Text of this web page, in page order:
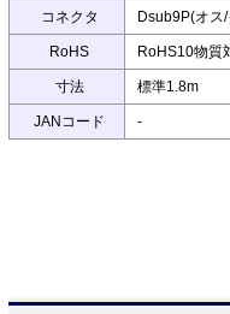
コネクタ Dsub9P(オ
RoHS RoHS10物質
寸法 標準1.8m
JANコード -